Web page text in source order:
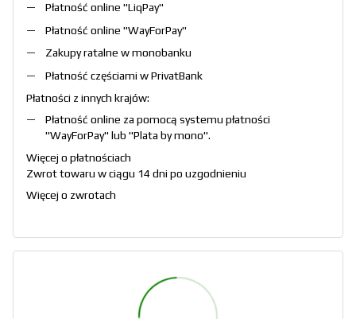
Płatność online "LiqPay"
Płatność online "WayForPay"
Zakupy ratalne w monobanku
Płatność częściami w PrivatBank
Płatności z innych krajów:
Płatność online za pomocą systemu płatności
"WayForPay" lub "Plata by mono".
Więcej o płatnościach
Zwrot towaru w ciągu 14 dni po uzgodnieniu
Więcej o zwrotach